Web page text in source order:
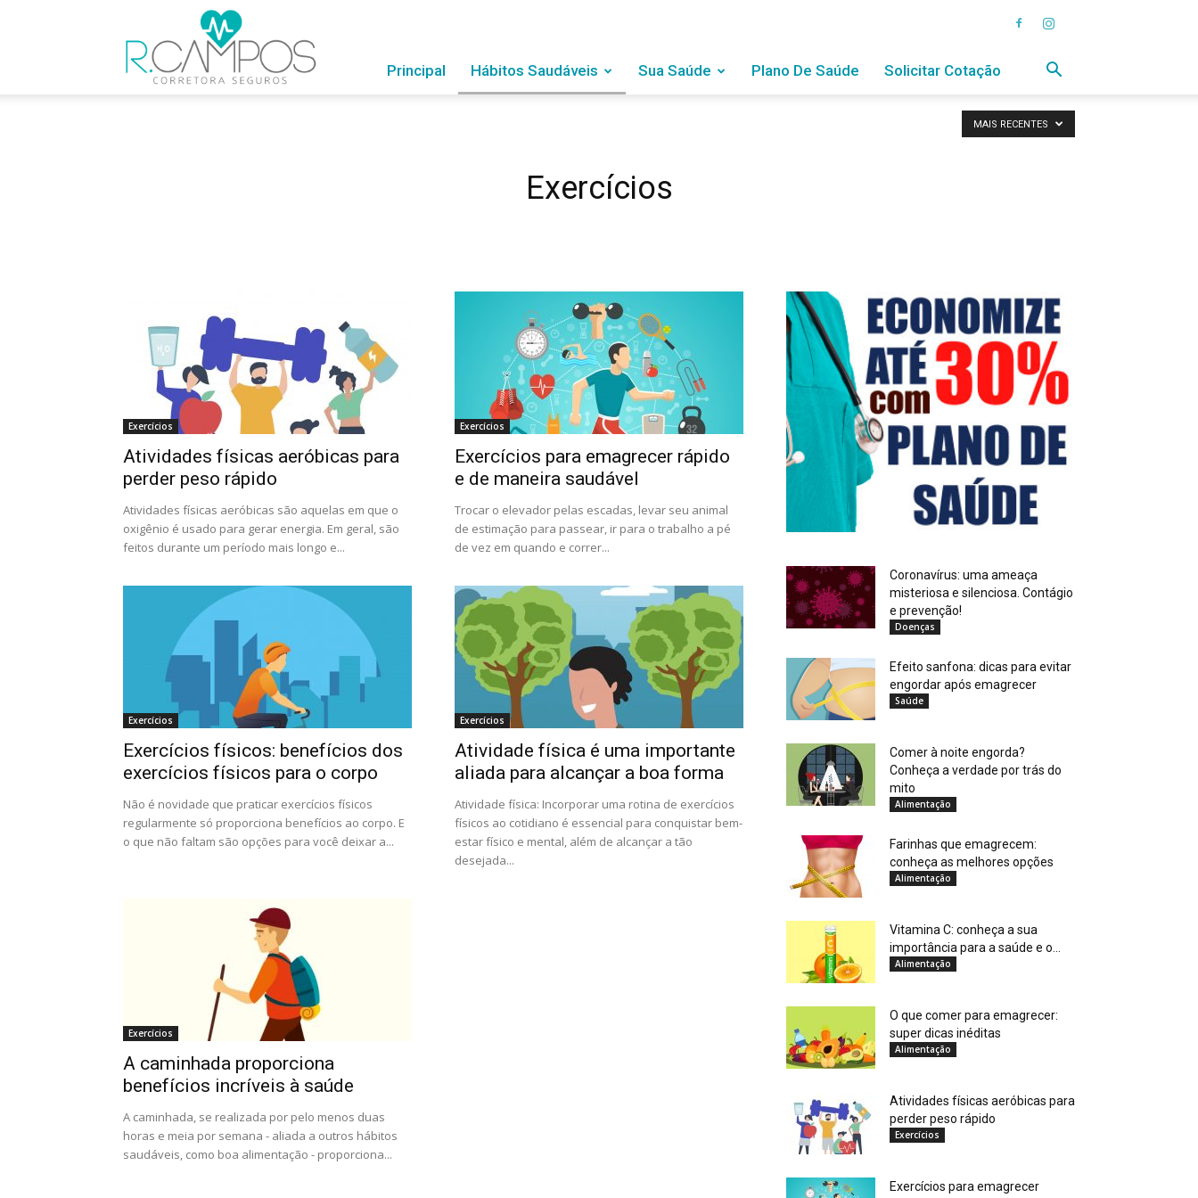
Você
Principal Hábitos Saudáveis Sua Saúde Plano De Saúde Solicitar Cotação
Exercícios
MAIS RECENTES
Exercícios
Atividades físicas aeróbicas para
perder peso rápido
Atividades físicas aeróbicas são aquelas em que o
oxigênio é usado para gerar energia. Em geral, são
feitos durante um período mais longo e...
Exercícios
Exercícios para emagrecer rápido
e de maneira saudável
Trocar o elevador pelas escadas, levar seu animal
de estimação para passear, ir para o trabalho a pé
de vez em quando e correr...
Exercícios
Exercícios físicos: benefícios dos
exercícios físicos para o corpo
Não é novidade que praticar exercícios físicos
regularmente só proporciona benefícios ao corpo. E
o que não faltam são opções para você deixar a...
Exercícios
Atividade física é uma importante
aliada para alcançar a boa forma
Atividade física: Incorporar uma rotina de exercícios
físicos ao cotidiano é essencial para conquistar bem-
estar físico e mental, além de alcançar a tão
desejada...
Exercícios
A caminhada proporciona
benefícios incríveis à saúde
A caminhada, se realizada por pelo menos duas
horas e meia por semana - aliada a outros hábitos
saudáveis, como boa alimentação - proporciona...
Coronavírus: uma ameaça
misteriosa e silenciosa. Contágio
e prevenção!
Doenças
Efeito sanfona: dicas para evitar
engordar após emagrecer
Saúde
Comer à noite engorda?
Conheça a verdade por trás do
mito
Alimentação
Farinhas que emagrecem:
conheça as melhores opções
Alimentação
Vitamina C: conheça a sua
importância para a saúde e o...
Alimentação
O que comer para emagrecer:
super dicas inéditas
Alimentação
Atividades físicas aeróbicas para
perder peso rápido
Exercícios
Exercícios para emagrecer